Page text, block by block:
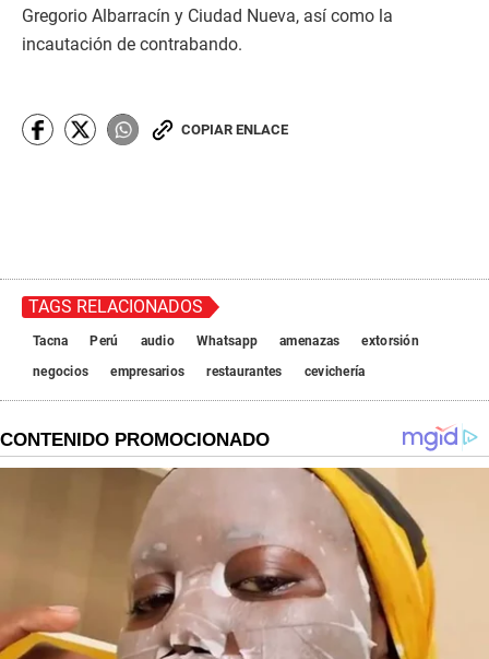
Gregorio Albarracín y Ciudad Nueva, así como la
incautación de contrabando.
COPIAR ENLACE
TAGS RELACIONADOS
Tacna Perú audio Whatsapp amenazas
extorsión
negocios
empresarios restaurantes cevichería